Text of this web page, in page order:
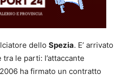
dello Spezia. E’ arrivato
le parti: l’attaccante
ha firmato un contratto